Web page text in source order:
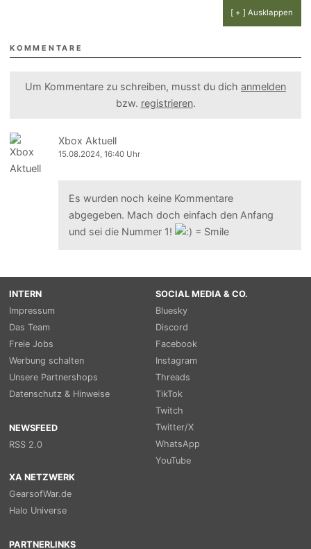
[ + ] Ausklappen
KOMMENTARE
Um Kommentare zu schreiben, musst du dich anmelden
bzw. registrieren.
Xbox Aktuell
15.08.2024, 16:40 Uhr
Es wurden noch keine Kommentare
abgegeben. Mach doch einfach den Anfang
und sei die Nummer 1!
INTERN
Impressum
Das Team
Freie Jobs
Werbung schalten
Unsere Partnershops
Datenschutz & Hinweise
NEWSFEED
RSS 2.0
SOCIAL MEDIA & CO.
Bluesky
Discord
Facebook
Instagram
Threads
TikTok
Twitch
Twitter/X
WhatsApp
YouTube
XA NETZWERK
GearsofWar.de
Halo Universe
PARTNERLINKS